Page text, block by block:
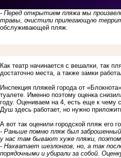
- Перед открытием пляжа мы
травы, очистили прилегающую
обслуживающей пляж.
Как театр начинается с вешалки, так
достаточно места, а также замки
Инспекция пляжей города от
туалете. Именно поэтому оценка
году. Оцениваем на 4, есть еще к чему
Душ здесь работает, но нужно
А вот так оценили городской пляж его
- Раньше помню пляж был
у нас там бывают хуже пляжи,
- Нахватает шезлонгов, но, а так
порядочными и убирали за собой.